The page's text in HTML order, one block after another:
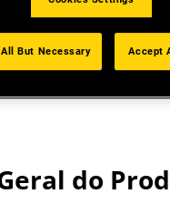
com Velocidade
com trava para uso
do
But Necessary Accept